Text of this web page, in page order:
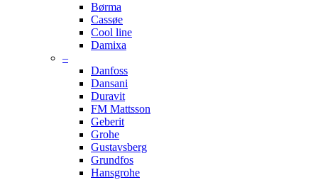
Børma
Cassøe
Cool line
Damixa
–
Danfoss
Dansani
Duravit
FM Mattsson
Geberit
Grohe
Gustavsberg
Grundfos
Hansgrohe